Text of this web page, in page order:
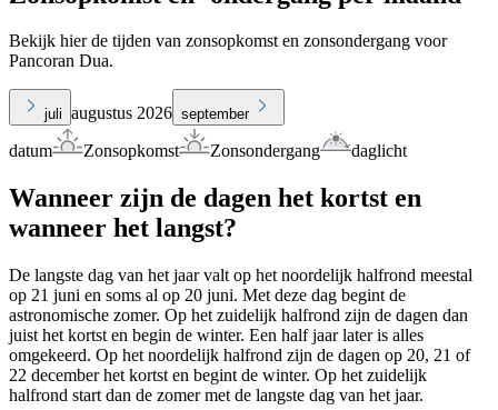
Bekijk hier de tijden van zonsopkomst en zonsondergang voor
Pancoran Dua.
juli augustus 2026 september
datum Zonsopkomst Zonsondergang daglicht
Wanneer zijn de dagen het kortst en
wanneer het langst?
De langste dag van het jaar valt op het noordelijk halfrond meestal
op 21 juni en soms al op 20 juni. Met deze dag begint de
astronomische zomer. Op het zuidelijk halfrond zijn de dagen dan
juist het kortst en begin de winter. Een half jaar later is alles
omgekeerd. Op het noordelijk halfrond zijn de dagen op 20, 21 of
22 december het kortst en begint de winter. Op het zuidelijk
halfrond start dan de zomer met de langste dag van het jaar.